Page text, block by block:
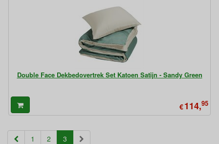
Double Face Dekbedovertrek Set Katoen Satijn - Sandy Green
€114,95
1 2 3 (current)